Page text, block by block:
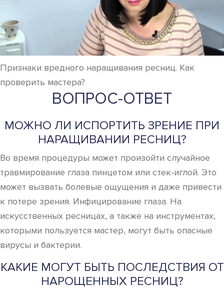
Признаки вредного наращивания ресниц. Как
проверить мастера?
ВОПРОС-ОТВЕТ
МОЖНО ЛИ ИСПОРТИТЬ ЗРЕНИЕ ПРИ
НАРАЩИВАНИИ РЕСНИЦ?
Во время процедуры может произойти случайное
травмирование глаза пинцетом или стек-иглой. Это
может вызвать болевые ощущения и даже привести
к потере зрения. Инфицирование глаза. На
искусственных ресницах, а также на инструментах,
которыми пользуется мастер, могут быть опасные
вирусы и бактерии.
КАКИЕ МОГУТ БЫТЬ ПОСЛЕДСТВИЯ ОТ
НАРОЩЕННЫХ РЕСНИЦ?